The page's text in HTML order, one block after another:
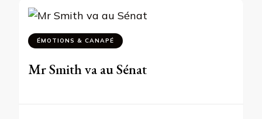
ÉMOTIONS & CANAPÉ
Mr Smith va au Sénat